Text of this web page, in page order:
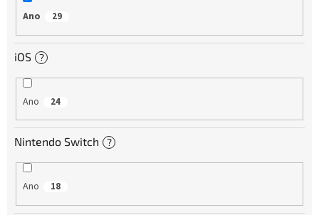
Ano 29
iOS ?
Ano 24
Nintendo Switch ?
Ano 18